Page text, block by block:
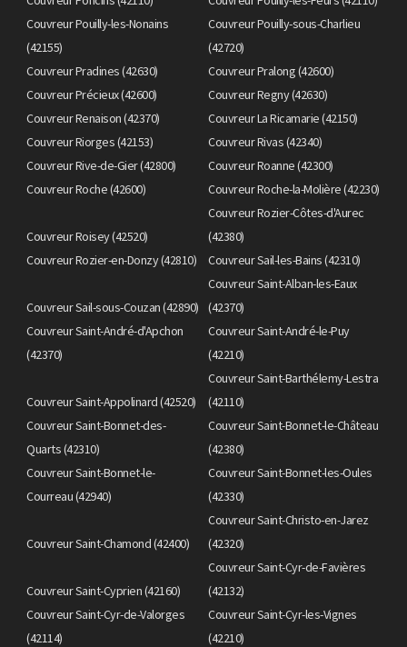
Couvreur Pouilly-les-Nonains
(42155)
Couvreur Pouilly-sous-Charlieu
(42720)
Couvreur Pradines (42630)
Couvreur Pralong (42600)
Couvreur Précieux (42600)
Couvreur Regny (42630)
Couvreur Renaison (42370)
Couvreur La Ricamarie (42150)
Couvreur Riorges (42153)
Couvreur Rivas (42340)
Couvreur Rive-de-Gier (42800)
Couvreur Roanne (42300)
Couvreur Roche (42600)
Couvreur Roche-la-Molière (42230)
Couvreur Roisey (42520)
Couvreur Rozier-Côtes-d'Aurec
(42380)
Couvreur Rozier-en-Donzy (42810)
Couvreur Sail-les-Bains (42310)
Couvreur Sail-sous-Couzan (42890)
Couvreur Saint-Alban-les-Eaux
(42370)
Couvreur Saint-André-d'Apchon
(42370)
Couvreur Saint-André-le-Puy
(42210)
Couvreur Saint-Appolinard (42520)
Couvreur Saint-Barthélemy-Lestra
(42110)
Couvreur Saint-Bonnet-des-
Quarts (42310)
Couvreur Saint-Bonnet-le-Château
(42380)
Couvreur Saint-Bonnet-le-
Courreau (42940)
Couvreur Saint-Bonnet-les-Oules
(42330)
Couvreur Saint-Chamond (42400)
Couvreur Saint-Christo-en-Jarez
(42320)
Couvreur Saint-Cyprien (42160)
Couvreur Saint-Cyr-de-Favières
(42132)
Couvreur Saint-Cyr-de-Valorges
(42114)
Couvreur Saint-Cyr-les-Vignes
(42210)